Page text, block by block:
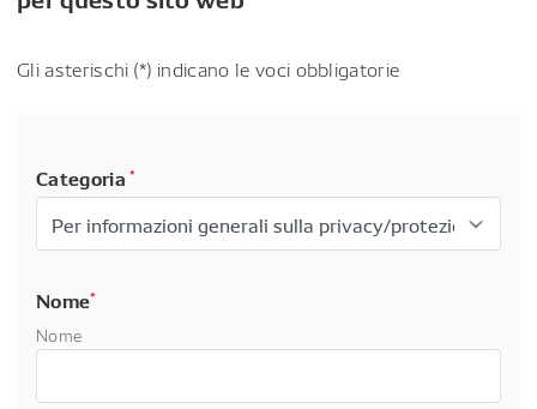
Gli asterischi (*) indicano le voci obbligatorie
Categoria*
Nome*
Nome